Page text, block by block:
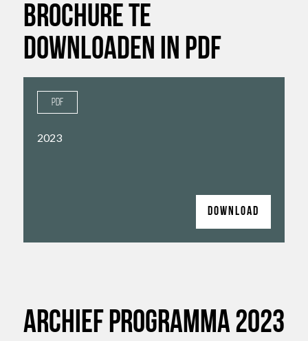
brochure te
downloaden in PDF
PDF
2023
DOWNLOAD
Archief programma 2023